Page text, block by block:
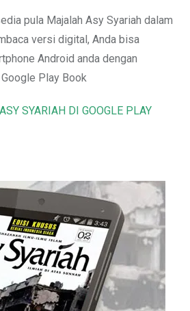
pula Majalah Asy Syariah dalam
versi digital, Anda bisa
Android anda dengan
Play Book
SYARIAH DI GOOGLE PLAY